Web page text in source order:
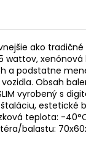
ako
wattov,
a podstatne
Obsah
vyrobený s
estetické
teplota: -
balastu: